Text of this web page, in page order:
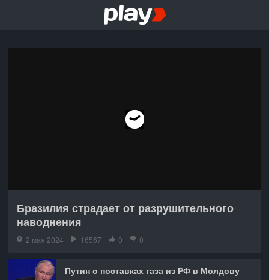
Бразилия страдает от разрушительного
наводнения
2 мая 2024 16567 0 0
Путин о поставках газа из РФ в Молдову